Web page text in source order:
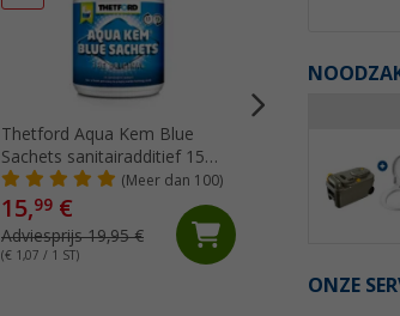
ONZE
Thetford Aqua Kem Blue
Sachets sanitairadditief 15
tabs
(Meer dan 100)
15,99 €
Adviesprijs 19,95 €
(€ 1,07 / 1 ST)
sanitaire
€